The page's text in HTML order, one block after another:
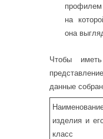
на
она
Чтобы
данные
изделия и
класс